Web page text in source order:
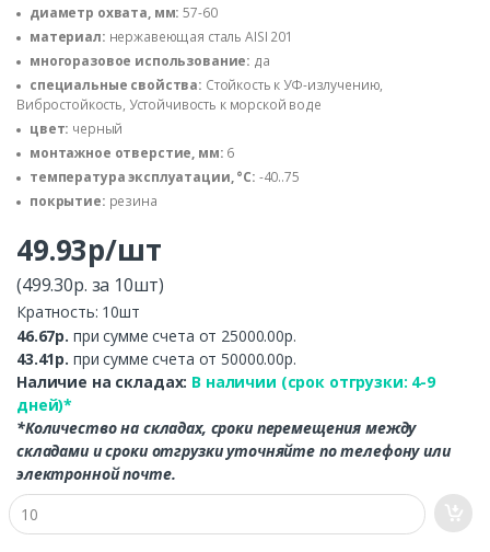
диаметр охвата, мм: 57-60
материал: нержавеющая сталь AISI 201
многоразовое использование: да
специальные свойства: Стойкость к УФ-излучению,
Вибростойкость, Устойчивость к морской воде
цвет: черный
монтажное отверстие, мм: 6
температура эксплуатации, °C: -40..75
покрытие: резина
49.93р/шт
(499.30р. за 10шт)
Кратность: 10шт
46.67р. при сумме счета от 25000.00р.
43.41р. при сумме счета от 50000.00р.
Наличие на складах: В наличии (срок отгрузки: 4-9
дней)*
*Количество на складах, сроки перемещения между
складами и сроки отгрузки уточняйте по телефону или
электронной почте.